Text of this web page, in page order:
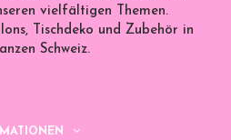
vielfältigen Themen.
Tischdeko und Zubehör in
Schweiz.